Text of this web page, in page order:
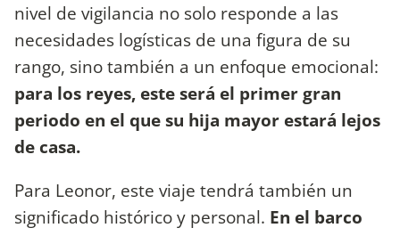
nivel de vigilancia no solo responde a las
necesidades logísticas de una figura de su
rango, sino también a un enfoque emocional:
para los reyes, este será el primer gran
periodo en el que su hija mayor estará lejos
de casa.
Para Leonor, este viaje tendrá también un
significado histórico y personal. En el barco